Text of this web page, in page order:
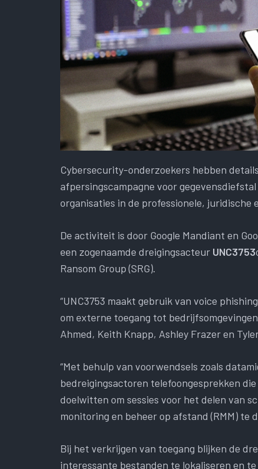
Cybersecurity-onderzoekers hebben
afpersingscampagne voor
organisaties in de professionele, juridische
De activiteit is door Google Mandiant en
een zogenaamde dreigingsacteur UNC3753
Ransom Group (SRG).
“UNC3753 maakt gebruik van voice
om externe toegang tot
Ahmed, Keith Knapp, Ashley Frazer en
“Met behulp van voorwendsels zoals
bedreigingsactoren telefoongesprekken
doelwitten om sessies voor het delen van
monitoring en beheer op afstand (RMM) te
Bij het verkrijgen van toegang blijken de
interessante bestanden te lokaliseren en